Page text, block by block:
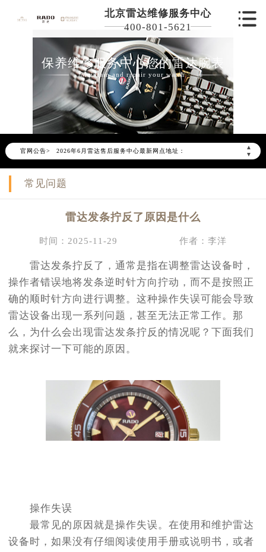
北京雷达维修服务中心
400-801-5621
保养维修服务中心您的雷达腕表
Maintain and repair your watch
官网公告>
▲
▼
2026年6月雷达北京市售后服务网络优化升级公告
2026年6月北京市雷达官方售后客户服务热线：400-801-5621
2026年6月雷达售后服务中心最新网点地址：
北京市东城区东长安街1号东方广场写字楼W3座6层602室（需提前预约）
常见问题
雷达发条拧反了原因是什么
时间：2025-11-29 作者：李洋
雷达发条拧反了，通常是指在调整雷达设备时，
操作者错误地将发条逆时针方向拧动，而不是按照正
确的顺时针方向进行调整。这种操作失误可能会导致
雷达设备出现一系列问题，甚至无法正常工作。那
么，为什么会出现雷达发条拧反的情况呢？下面我们
就来探讨一下可能的原因。
操作失误
最常见的原因就是操作失误。在使用和维护雷达
设备时，如果没有仔细阅读使用手册或说明书，或者